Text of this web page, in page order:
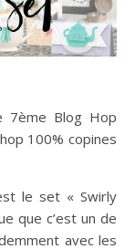
7ème Blog Hop
100% copines
le set « Swirly
que c’est un de
avec les